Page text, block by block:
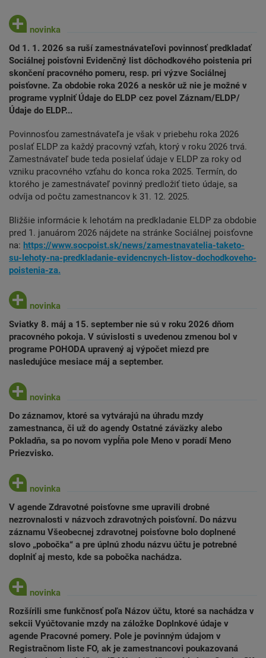
Od 1. 1. 2026 sa ruší zamestnávateľovi povinnosť predkladať
Sociálnej poisťovni Evidenčný list dôchodkového poistenia pri
skončení pracovného pomeru, resp. pri výzve Sociálnej
poisťovne. Za obdobie roka 2026 a neskôr už nie je možné v
programe vyplniť Údaje do ELDP cez povel Záznam/ELDP/
Údaje do ELDP...
Povinnosťou zamestnávateľa je však v priebehu roka 2026
poslať ELDP za každý pracovný vzťah, ktorý v roku 2026 trvá.
Zamestnávateľ bude teda posielať údaje v ELDP za roky od
vzniku pracovného vzťahu do konca roka 2025. Termín, do
ktorého je zamestnávateľ povinný predložiť tieto údaje, sa
odvíja od počtu zamestnancov k 31. 12. 2025.
Bližšie informácie k lehotám na predkladanie ELDP za obdobie
pred 1. januárom 2026 nájdete na stránke Sociálnej poisťovne
na: https://www.socpoist.sk/news/zamestnavatelia-taketo-
su-lehoty-na-predkladanie-evidencnych-listov-dochodkoveho-
poistenia-za.
Sviatky 8. máj a 15. september nie sú v roku 2026 dňom
pracovného pokoja. V súvislosti s uvedenou zmenou bol v
programe POHODA upravený aj výpočet miezd pre
nasledujúce mesiace máj a september.
Do záznamov, ktoré sa vytvárajú na úhradu mzdy
zamestnanca, či už do agendy Ostatné záväzky alebo
Pokladňa, sa po novom vypĺňa pole Meno v poradí Meno
Priezvisko.
V agende Zdravotné poisťovne sme upravili drobné
nezrovnalosti v názvoch zdravotných poisťovní. Do názvu
záznamu Všeobecnej zdravotnej poisťovne bolo doplnené
slovo „pobočka“ a pre úplnú zhodu názvu účtu je potrebné
doplniť aj mesto, kde sa pobočka nachádza.
Rozšírili sme funkčnosť poľa Názov účtu, ktoré sa nachádza v
sekcii Vyúčtovanie mzdy na záložke Doplnkové údaje v
agende Pracovné pomery. Pole je povinným údajom v
Registračnom liste FO, ak je zamestnancovi poukazovaná